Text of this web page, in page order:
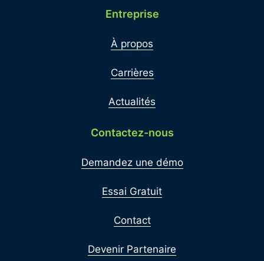
Entreprise
À propos
Carrières
Actualités
Contactez-nous
Demandez une démo
Essai Gratuit
Contact
Devenir Partenaire